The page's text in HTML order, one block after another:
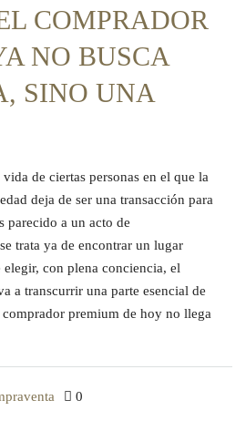
COMPRADOR
NO BUSCA
SINO UNA
de ciertas personas en el que la
deja de ser una transacción para
parecido a un acto de
trata ya de encontrar un lugar
con plena conciencia, el
a transcurrir una parte esencial de
premium de hoy no llega
0